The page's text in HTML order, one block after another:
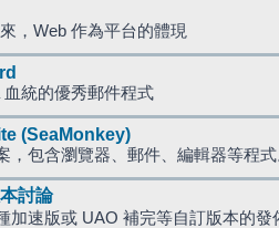
，Web 作為平台的體現
血統的優秀郵件程式
(SeaMonkey)
，包含瀏覽器、郵件、編輯器等程
討論
加速版或 UAO 補完等自訂版本的發